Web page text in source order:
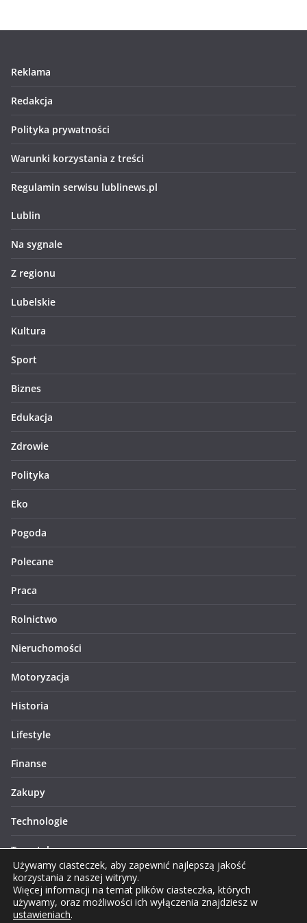
Reklama
Redakcja
Polityka prywatności
Warunki korzystania z treści
Regulamin serwisu lublinews.pl
Lublin
Na sygnale
Z regionu
Lubelskie
Kultura
Sport
Biznes
Edukacja
Zdrowie
Polityka
Eko
Pogoda
Polecane
Praca
Rolnictwo
Nieruchomości
Motoryzacja
Historia
Lifestyle
Finanse
Zakupy
Technologie
Turystyka
Używamy ciasteczek, aby zapewnić najlepszą jakość
korzystania z naszej witryny.
Więcej informacji na temat plików ciasteczka, których
używamy, oraz możliwości ich wyłączenia znajdziesz w
ustawieniach.